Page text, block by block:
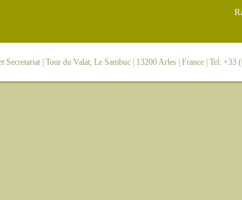
Secretariat| Tour du Valat, Le Sambuc | 13200 Arles | France | Tel: +33